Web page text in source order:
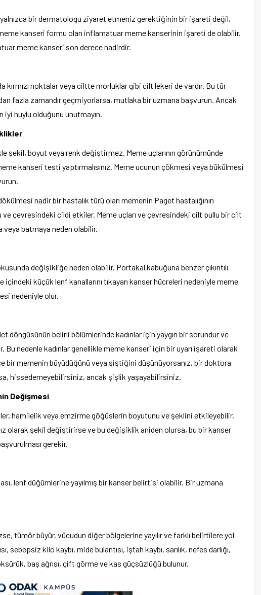
bir dermatologu ziyaret etmeniz gerektiğinin bir işareti değil,
kanseri formu olan inflamatuar meme kanserinin işareti de olabilir.
meme kanseri son derece nadirdir.
kırmızı noktalar veya ciltte morluklar gibi cilt lekeri de vardır. Bu tür
fazla zamandır geçmiyorlarsa, mutlaka bir uzmana başvurun. Ancak
huylu olduğunu unutmayın.
şekil, boyut veya renk değiştirmez. Meme uçlarının görünümünde
kanseri testi yaptırmalısınız. Meme ucunun çökmesi veya bükülmesi
nadir bir hastalık türü olan memenin Paget hastalığının
çevresindeki cildi etkiler. Meme uçları ve çevresindeki cilt pullu bir cilt
batmaya neden olabilir.
değişikliğe neden olabilir. Portakal kabuğuna benzer çıkıntılı
içindeki küçük lenf kanallarını tıkayan kanser hücreleri nedeniyle meme
nedeniyle olur.
döngüsünün belirli bölümlerinde kadınlar için yaygın bir sorundur ve
nedenle kadınlar genellikle meme kanseri için bir uyarı işareti olarak
bir memenin büyüdüğünü veya şiştiğini düşünüyorsanız, bir doktora
hissedemeyebilirsiniz, ancak şişlik yaşayabilirsiniz.
Değişmesi
hamilelik veya emzirme göğüslerin boyutunu ve şeklini etkileyebilir.
olarak şekil değiştirirse ve bu değişiklik aniden olursa, bu bir kanser
gerekir.
lenf düğümlerine yayılmış bir kanser belirtisi olabilir. Bir uzmana
tümör büyür, vücudun diğer bölgelerine yayılır ve farklı belirtilere yol
sebepsiz kilo kaybı, mide bulantısı, iştah kaybı, sarılık, nefes darlığı,
baş ağrısı, çift görme ve kas güçsüzlüğü bulunur.